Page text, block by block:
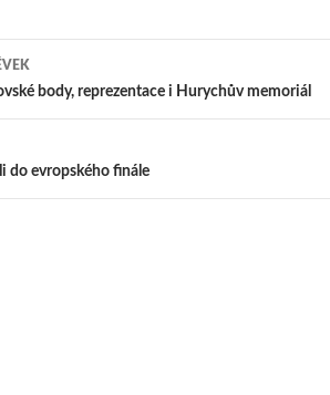
body, reprezentace i Hurychův memoriál
do evropského finále